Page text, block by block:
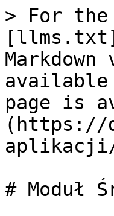
> For the
available
page is
(https://
aplikacji/
# Moduł